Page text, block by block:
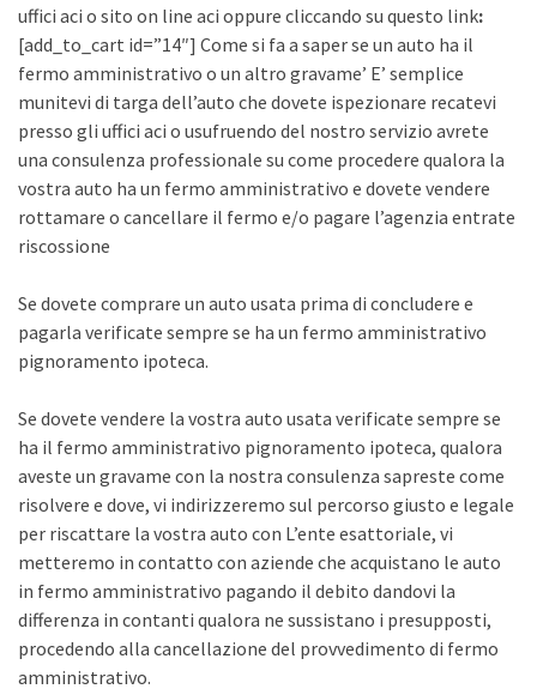
uffici aci o sito on line aci oppure cliccando su questo link:
[add_to_cart id=”14″] Come si fa a saper se un auto ha il
fermo amministrativo o un altro gravame’ E’ semplice
munitevi di targa dell’auto che dovete ispezionare recatevi
presso gli uffici aci o usufruendo del nostro servizio avrete
una consulenza professionale su come procedere qualora la
vostra auto ha un fermo amministrativo e dovete vendere
rottamare o cancellare il fermo e/o pagare l’agenzia entrate
riscossione
Se dovete comprare un auto usata prima di concludere e
pagarla verificate sempre se ha un fermo amministrativo
pignoramento ipoteca.
Se dovete vendere la vostra auto usata verificate sempre se
ha il fermo amministrativo pignoramento ipoteca, qualora
aveste un gravame con la nostra consulenza sapreste come
risolvere e dove, vi indirizzeremo sul percorso giusto e legale
per riscattare la vostra auto con L’ente esattoriale, vi
metteremo in contatto con aziende che acquistano le auto
in fermo amministrativo pagando il debito dandovi la
differenza in contanti qualora ne sussistano i presupposti,
procedendo alla cancellazione del provvedimento di fermo
amministrativo.